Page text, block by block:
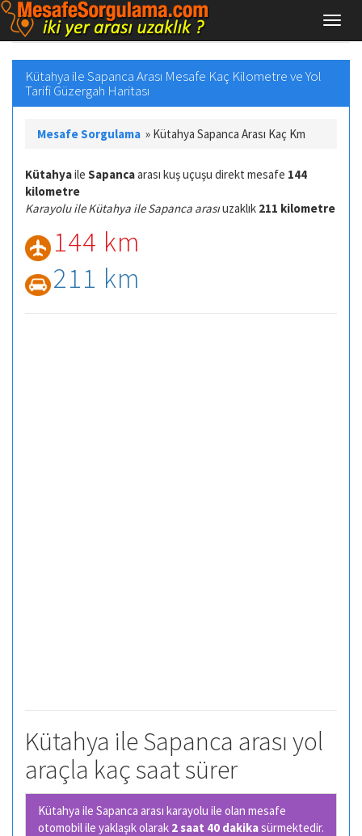
Kütahya ile Sapanca Arası Mesafe Kaç Kilometre ve Yol
Tarifi Güzergah Haritası
Mesafe Sorgulama » Kütahya Sapanca Arası Kaç Km
Kütahyaile Sapancaarası kuş uçuşu direkt mesafe 144
kilometre
Karayolu ile Kütahya ile Sapanca arasıuzaklık 211 kilometre
144 km
211 km
Kütahya ile Sapanca arası yol
araçla kaç saat sürer
Kütahya ile Sapanca arası karayolu ile olan mesafe
otomobil ile yaklaşık olarak 2 saat 40 dakikasürmektedir.